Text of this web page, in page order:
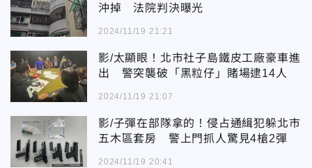
沖掉 法院判決曝光
2024/11/19 21:21
影/太顯眼！北市社子島鐵皮工廠豪車進
出 警突襲破「黑粒仔」賭場逮14人
2024/11/19 21:07
影/子彈在部隊拿的！侵占通緝犯躲北市
五木區套房 警上門抓人驚見4槍2彈
2024/11/19 20:41